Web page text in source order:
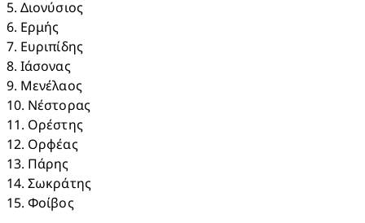
5. Διονύσιος​
6. Ερμής​
7. Ευριπίδης​
8. Ιάσονας​
9. Μενέλαος​
10. Νέστορας​
11. Ορέστης​
12. Ορφέας​
13. Πάρης​
14. Σωκράτης​
15. Φοίβος